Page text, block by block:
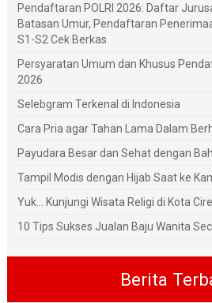
Pendaftaran POLRI 2026: Daftar
Batasan Umur, Pendaftaran
S1-S2 Cek Berkas
Persyaratan Umum dan Khusus
2026
Selebgram Terkenal di Indonesia
Cara Pria agar Tahan Lama Dalam
Payudara Besar dan Sehat dengan
Tampil Modis dengan Hijab Saat ke
Yuk... Kunjungi Wisata Religi di Kota
10 Tips Sukses Jualan Baju Wanita
Berita